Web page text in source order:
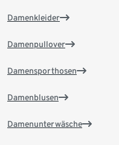
Damenkleider
Damenpullover
Damensporthosen
Damenblusen
Damenunterwäsche